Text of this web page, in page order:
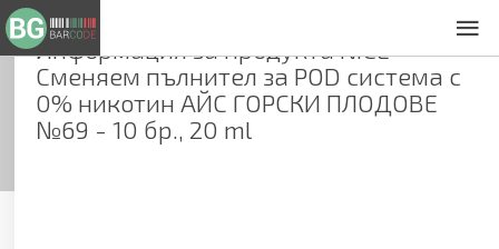
Информация за продуктаNICE
Сменяем пълнител за POD система с
0% никотин АЙС ГОРСКИ ПЛОДОВЕ
№69 - 10 бр., 20 ml
Общи условия
Декларация за проверителност
Заснемане на продукти